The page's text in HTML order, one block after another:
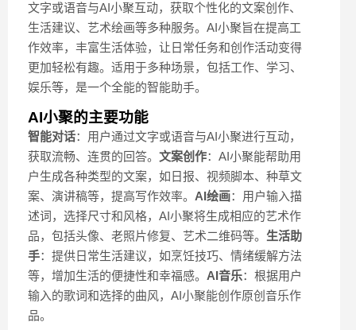
文字或语音与AI小聚互动，获取个性化的文案创作、
生活建议、艺术绘画等多种服务。AI小聚旨在提高工
作效率，丰富生活体验，让日常任务和创作活动变得
更加轻松有趣。适用于多种场景，包括工作、学习、
娱乐等，是一个全能的智能助手。
AI小聚的主要功能
智能对话：用户通过文字或语音与AI小聚进行互动，
获取流畅、连贯的回答。 文案创作：AI小聚能帮助用
户生成各种类型的文案，如日报、视频脚本、种草文
案、演讲稿等，提高写作效率。 AI绘画：用户输入描
述词，选择尺寸和风格，AI小聚将生成相应的艺术作
品，包括头像、老照片修复、艺术二维码等。 生活助
手：提供日常生活建议，如烹饪技巧、情绪缓解方法
等，增加生活的便捷性和幸福感。 AI音乐：根据用户
输入的歌词和选择的曲风，AI小聚能创作原创音乐作
品。